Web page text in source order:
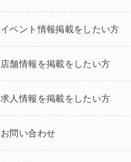
イベント情報掲載をしたい方
店舗情報を掲載をしたい方
求人情報を掲載をしたい方
お問い合わせ